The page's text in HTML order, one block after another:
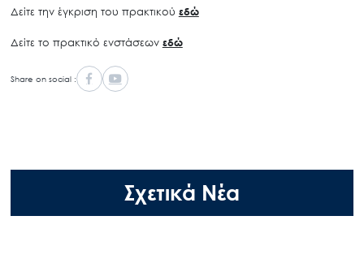
Δείτε την έγκριση του πρακτικού εδώ
Δείτε το πρακτικό ενστάσεων εδώ
Share on social :
Σχετικά Νέα